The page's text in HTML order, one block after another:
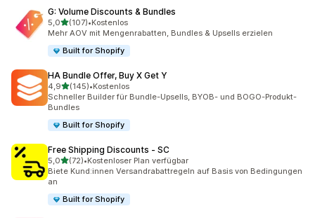
G: Volume Discounts & Bundles
5,0von 5 Sternen
(107)
107 Rezensionen insgesamt
•Kostenlos
Mehr AOV mit Mengenrabatten, Bundles & Upsells erzielen
Built for Shopify
HA Bundle Offer, Buy X Get Y
4,9von 5 Sternen
(145)
145 Rezensionen insgesamt
•Kostenlos
Schneller Builder für Bundle-Upsells, BYOB- und BOGO-Produkt-
Bundles
Built for Shopify
Free Shipping Discounts ‑ SC
5,0von 5 Sternen
(72)
72 Rezensionen insgesamt
•Kostenloser Plan verfügbar
Biete Kund:innen Versandrabattregeln auf Basis von Bedingungen
an
Built for Shopify